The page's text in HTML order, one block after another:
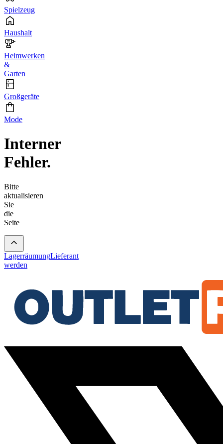
Spielzeug
Haushalt
Heimwerken
&
Garten
Großgeräte
Mode
Interner
Fehler.
Bitte
aktualisieren
Sie
die
Seite
LagerräumungLieferant
werden